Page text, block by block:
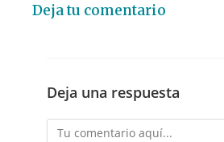
Deja tu comentario
Deja una respuesta